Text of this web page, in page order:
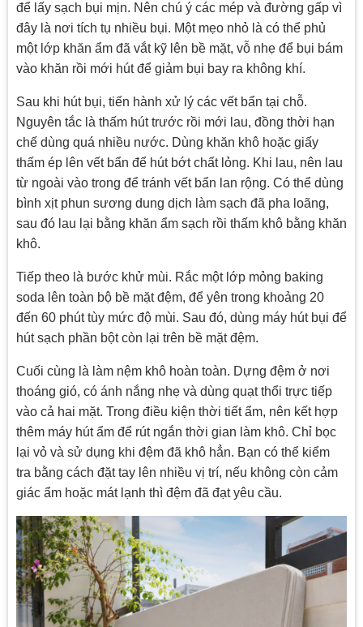
để lấy sạch bụi mịn. Nên chú ý các mép và đường gấp vì
đây là nơi tích tụ nhiều bụi. Một mẹo nhỏ là có thể phủ
một lớp khăn ẩm đã vắt kỹ lên bề mặt, vỗ nhẹ để bụi bám
vào khăn rồi mới hút để giảm bụi bay ra không khí.
Sau khi hút bụi, tiến hành xử lý các vết bẩn tại chỗ.
Nguyên tắc là thấm hút trước rồi mới lau, đồng thời hạn
chế dùng quá nhiều nước. Dùng khăn khô hoặc giấy
thấm ép lên vết bẩn để hút bớt chất lỏng. Khi lau, nên lau
từ ngoài vào trong để tránh vết bẩn lan rộng. Có thể dùng
bình xịt phun sương dung dịch làm sạch đã pha loãng,
sau đó lau lại bằng khăn ẩm sạch rồi thấm khô bằng khăn
khô.
Tiếp theo là bước khử mùi. Rắc một lớp mỏng baking
soda lên toàn bộ bề mặt đệm, để yên trong khoảng 20
đến 60 phút tùy mức độ mùi. Sau đó, dùng máy hút bụi để
hút sạch phần bột còn lại trên bề mặt đệm.
Cuối cùng là làm nệm khô hoàn toàn. Dựng đệm ở nơi
thoáng gió, có ánh nắng nhẹ và dùng quạt thổi trực tiếp
vào cả hai mặt. Trong điều kiện thời tiết ẩm, nên kết hợp
thêm máy hút ẩm để rút ngắn thời gian làm khô. Chỉ bọc
lại vỏ và sử dụng khi đệm đã khô hẳn. Bạn có thể kiểm
tra bằng cách đặt tay lên nhiều vị trí, nếu không còn cảm
giác ẩm hoặc mát lạnh thì đệm đã đạt yêu cầu.